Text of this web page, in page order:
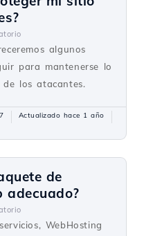
algunos
para mantenerse lo
los atacantes.
Actualizado hace 1 año
de
adecuado?
WebHosting